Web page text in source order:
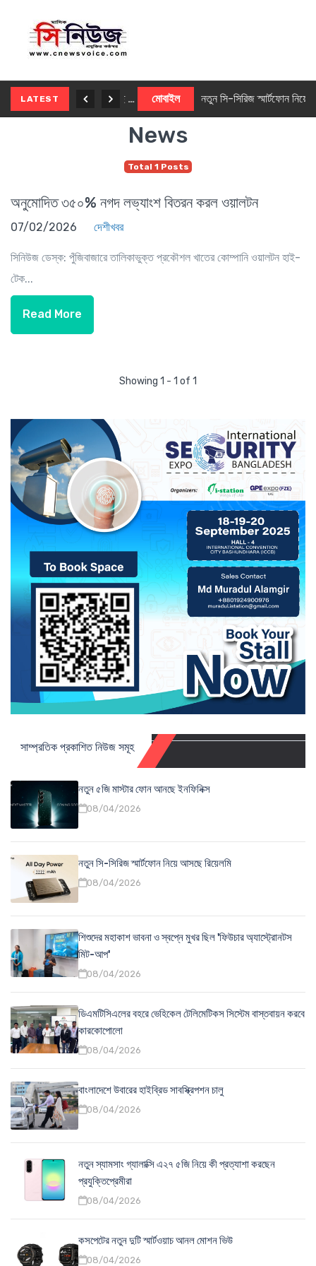
LATEST মোবাইল নতুন সি-সিরিজ স্মার্টফোন নিয়ে আসছে রিয়েলমি
News
Total 1 Posts
অনুমোদিত ৩৫০% নগদ লভ্যাংশ বিতরন করল ওয়ালটন
07/02/2026 দেশীখবর
সিনিউজ ডেস্ক: পুঁজিবাজারে তালিকাভুক্ত প্রকৌশল খাতের কোম্পানি ওয়ালটন হাই-
টেক...
Read More
Showing 1 - 1 of 1
সাম্প্রতিক প্রকাশিত নিউজ সমূহ
নতুন ৫জি মাস্টার ফোন আনছে ইনফিনিক্স
08/04/2026
নতুন সি-সিরিজ স্মার্টফোন নিয়ে আসছে রিয়েলমি
08/04/2026
শিশুদের মহাকাশ ভাবনা ও স্বপ্নে মুখর ছিল 'ফিউচার অ্যাস্ট্রোনটস
মিট-আপ'
08/04/2026
ডিএমটিসিএলের বহরে ভেহিকেল টেলিমেটিকস সিস্টেম বাস্তবায়ন করবে
কারকোপোলো
08/04/2026
বাংলাদেশে উবারের হাইব্রিড সাবস্ক্রিপশন চালু
08/04/2026
নতুন স্যামসাং গ্যালাক্সি এ২৭ ৫জি নিয়ে কী প্রত্যাশা করছেন
প্রযুক্তিপ্রেমীরা
08/04/2026
কসপেটের নতুন দুটি স্মার্টওয়াচ আনল মোশন ভিউ
08/04/2026